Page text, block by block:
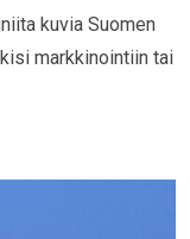
kuvia Suomen
markkinointiin tai